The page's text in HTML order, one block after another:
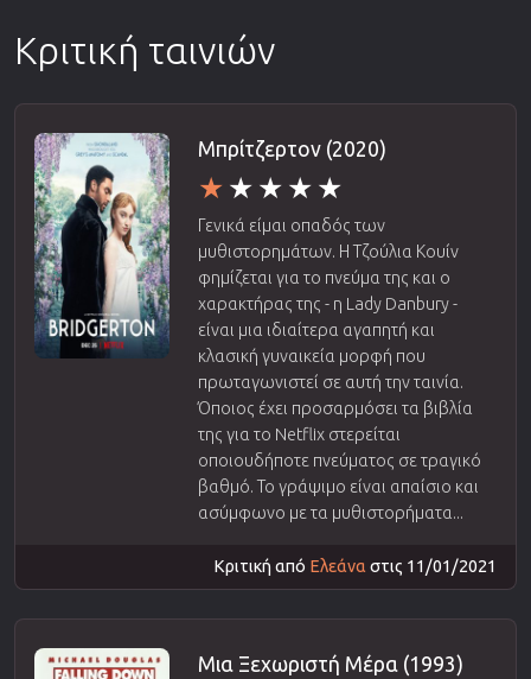
Κριτική ταινιών
Μπρίτζερτον (2020)
Γενικά είμαι οπαδός των
μυθιστορημάτων. Η Τζούλια Κουίν
φημίζεται για το πνεύμα της και ο
χαρακτήρας της - η Lady Danbury -
είναι μια ιδιαίτερα αγαπητή και
κλασική γυναικεία μορφή που
πρωταγωνιστεί σε αυτή την ταινία.
Όποιος έχει προσαρμόσει τα βιβλία
της για το Netflix στερείται
οποιουδήποτε πνεύματος σε τραγικό
βαθμό. Το γράψιμο είναι απαίσιο και
ασύμφωνο με τα μυθιστορήματα...
Κριτική από Ελεάναστις 11/01/2021
Μια Ξεχωριστή Μέρα (1993)